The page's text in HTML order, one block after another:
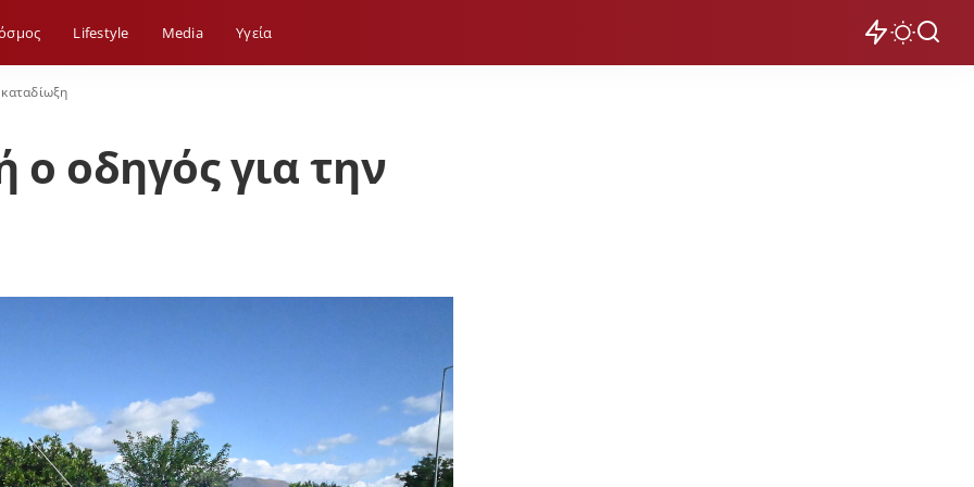
Lifestyle Media Yγεία
οδηγός για την